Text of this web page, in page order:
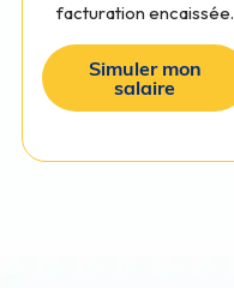
facturation encaissée.
Simuler mon
salaire